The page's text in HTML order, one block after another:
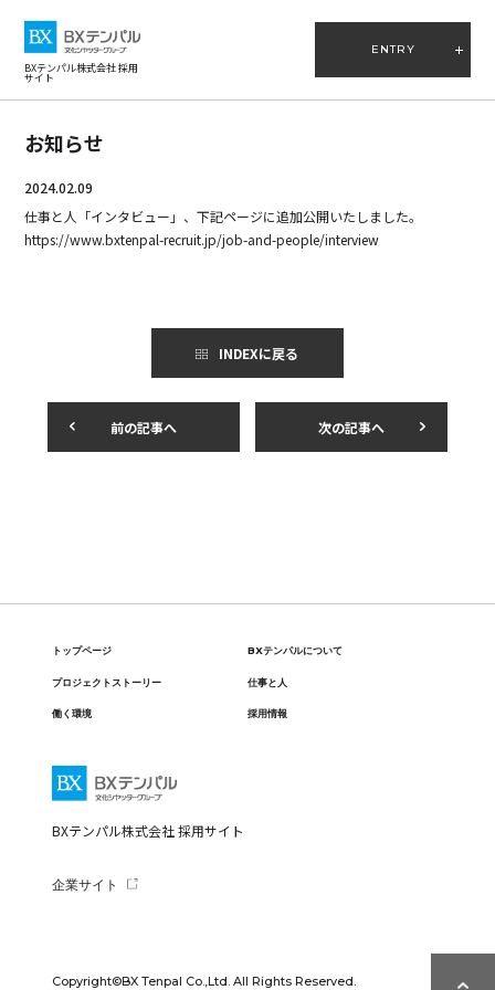
BXテンパル株式会社 採用
サイト
ENTRY
お知らせ
2024.02.09
仕事と人「インタビュー」、下記ページに追加公開いたしました。
https://www.bxtenpal-recruit.jp/job-and-people/interview
INDEXに戻る
前の記事へ 次の記事へ
トップページ BXテンパルについて
プロジェクトストーリー 仕事と人
働く環境 採用情報
BXテンパル株式会社 採用サイト
企業サイト
Copyright©BX Tenpal Co.,Ltd. All Rights Reserved.